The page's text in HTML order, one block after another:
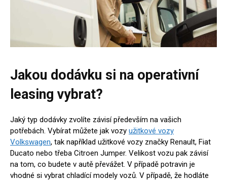
Jakou dodávku si na operativní
leasing vybrat?
Jaký typ dodávky zvolíte závisí především na vašich
potřebách. Vybírat můžete jak vozy užitkové vozy
Volkswagen, tak například užitkové vozy značky Renault, Fiat
Ducato nebo třeba Citroen Jumper. Velikost vozu pak závisí
na tom, co budete v autě převážet. V případě potravin je
vhodné si vybrat chladící modely vozů. V případě, že hodláte